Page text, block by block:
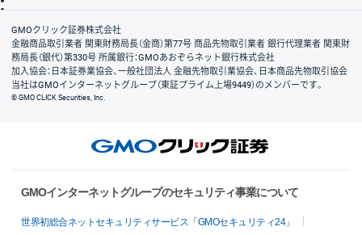
会社案内
GMOクリック証券株式会社
金融商品取引業者 関東財務局長（金商）第77号 商品先物取引業者 銀行代理業者 関東財
務局長（銀代）第330号 所属銀行：GMOあおぞらネット銀行株式会社
加入協会：日本証券業協会、一般社団法人 金融先物取引業協会、日本商品先物取引協会
当社はGMOインターネットグループ（東証プライム上場9449）のメンバーです。
© GMO CLICK Securities, Inc.
GMOインターネットグループのセキュリティ事業について
世界初総合ネットセキュリティサービス「GMOセキュリティ24」